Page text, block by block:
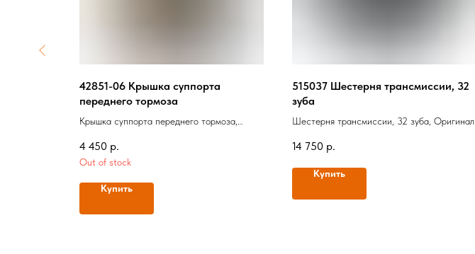
42851-06 Крышка суппорта
переднего тормоза
Крышка суппорта переднего тормоза,
4 450 р.
Out of stock
Купить
515037 Шестерня трансмиссии, 32
зуба
Шестерня трансмиссии, 32 зуба, Оригинал
14 750 р.
Купить